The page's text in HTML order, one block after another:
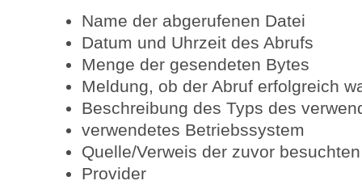
Name der abgerufenen Datei
Datum und Uhrzeit des Abrufs
Menge der gesendeten Bytes
Meldung, ob der Abruf erfolgreich
Beschreibung des Typs des
verwendetes Betriebssystem
Quelle/Verweis der zuvor
Provider